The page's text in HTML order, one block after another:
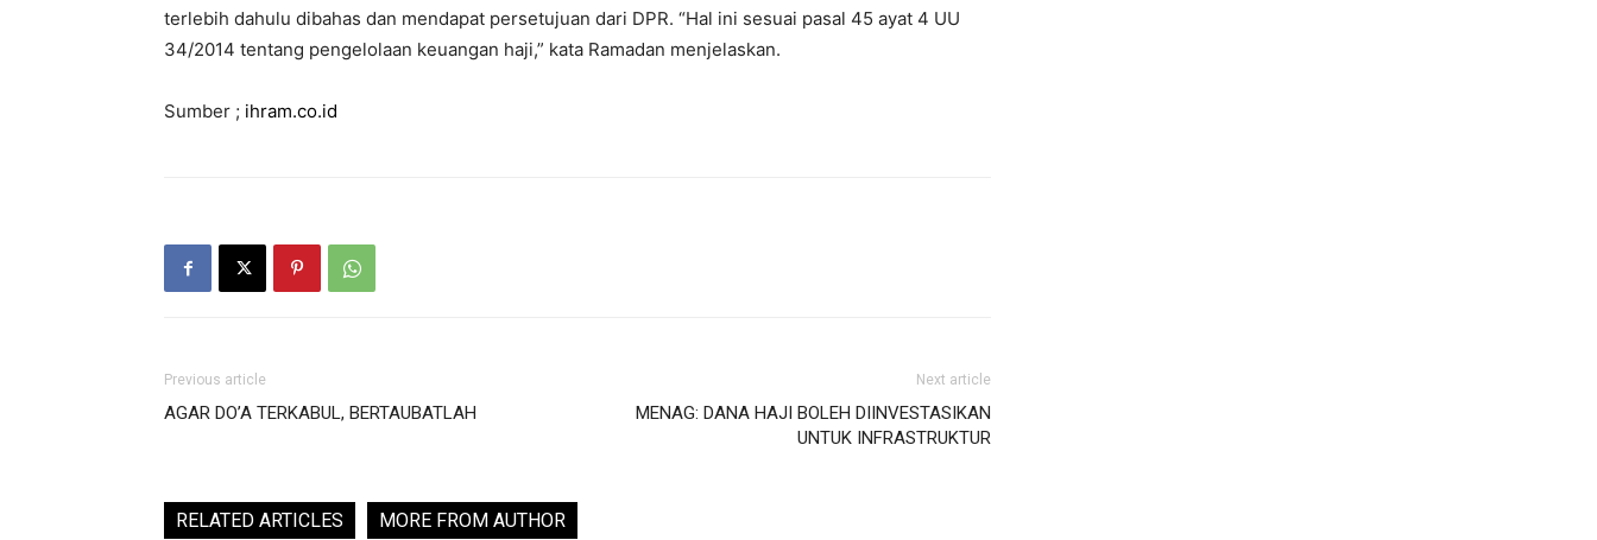
terlebih dahulu dibahas dan mendapat persetujuan dari DPR. “Hal ini sesuai pasal 45 ayat 4 UU
34/2014 tentang pengelolaan keuangan haji,” kata Ramadan menjelaskan.
Sumber ; ihram.co.id
Previous article
AGAR DO’A TERKABUL, BERTAUBATLAH
Next article
MENAG: DANA HAJI BOLEH DIINVESTASIKAN
UNTUK INFRASTRUKTUR
RELATED ARTICLES MORE FROM AUTHOR